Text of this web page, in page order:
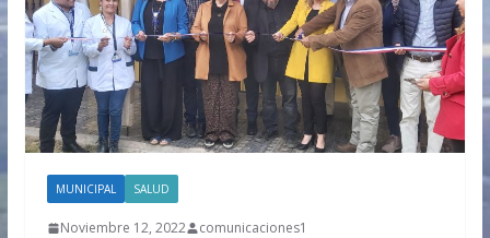
MUNICIPAL SALUD
Noviembre 12, 2022 comunicaciones1